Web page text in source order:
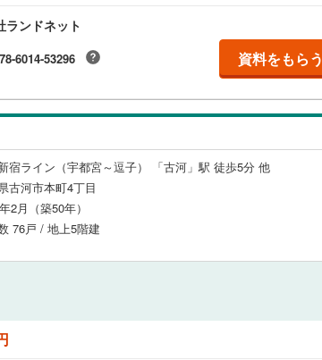
ランドネット
6014-53296 資料をもらう
宿ライン（宇都宮～逗子） 「古河」駅 徒歩5分 他
古河市本町4丁目
2月（築50年）
76戸 / 地上5階建